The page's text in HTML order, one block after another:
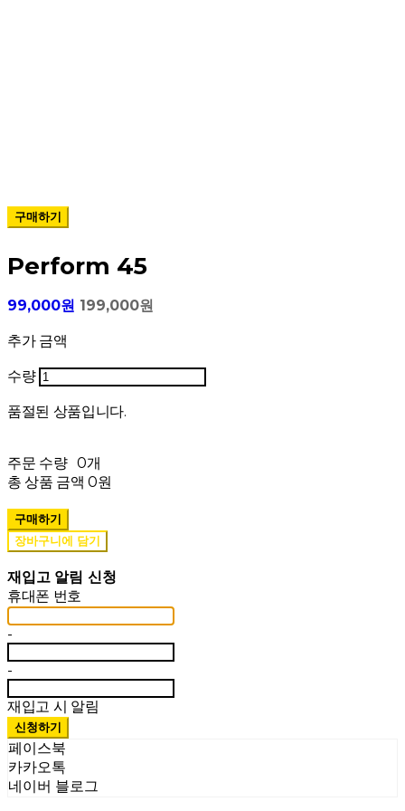
구매하기
Perform 45
99,000원 199,000원
추가 금액
수량
품절된 상품입니다.
주문 수량 0개
총 상품 금액 0원
구매하기
장바구니에 담기
재입고 알림 신청
휴대폰 번호
-
-
재입고 시 알림
신청하기
페이스북
카카오톡
네이버 블로그